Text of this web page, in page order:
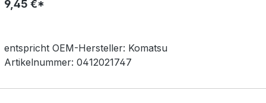
9,45 €*
entspricht OEM-Hersteller: Komatsu
Artikelnummer: 0412021747